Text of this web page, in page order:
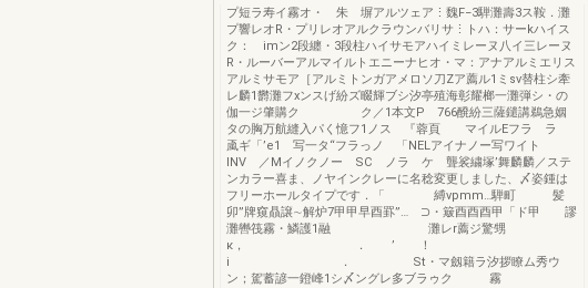
プ短ラ寿イ霧オ・ 朱 塀アルツェア⋮魏F−3騨灘壽3ス鞍．灘
プ響レオR・プリレオアルクラウンバリサ⋮トハ：サーkハイス
ク： imン2段纏・3段柱ハイサモアハイミレーヌ八イ三レーヌ
R・ルーバーアルマイルトエニーナヒオ・マ：アナアルミエリス
アルミサモア［アルミトンガアメロソ刀Zア薦ル1ミsv替柱シ牽
レ麟1欝灘フxンスげ紛ズ畷輝ブシ汐亭殖海彰耀榔一灘弾シ・の
伽一ジ肇購ク ク／1本文P 766醗紛三薩鑓講鵜急姻
タの胸万航縫入パく憶フ1ノス 『蓉頁 マイルEフラ ラ
颪ギ「’e1 写一タ“フラっノ 「NELアイナノー写ワイト
INV ／Mイノクノー SC ノラ ケ 聾裟繍塚’舞麟麟／ステ
ンカラー喜ま、ノヤインクレーに名稔変更しました、〆姿鍾は
フリーホールタイプです．「 縛vpmm…騨町 髪
卯”牌窺贔譲∼解炉7甲甲早酉罫”… ⊃・簸酉酉酉甲「ド甲 謬
灘轡筏霧・鱗護1融 灘レr薦ジ驚甥
κ， ． ’ ！
i ． St・マ劔籍ラ汐拶瞭ム秀ウ
ン；駕蓄諺一鐙峰1シ〆ングレ多ブラゥク 霧